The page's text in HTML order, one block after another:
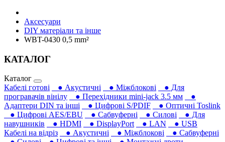
Аксесуари
DIY матеріали та інше
WBT-0430 0,5 mm²
КАТАЛОГ
Каталог
Кабелі готові
● Акустичні ● Міжблокові
● Для
програвачів вінілу
● Перехідники mini-jack 3.5 мм
●
Адаптери DIN та інші
● Цифрові S/PDIF
● Оптичні Toslink
● Цифрові AES/EBU
● Сабвуферні ● Силові
● Для
навушників‎
● HDMI ● DisplayPort ● LAN
● USB
Кабелі на відріз
● Акустичні ● Міжблокові
● Сабвуферні